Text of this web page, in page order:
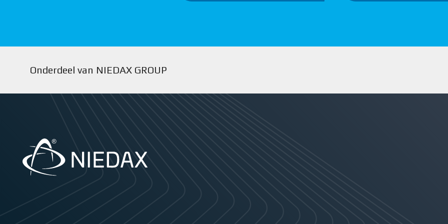
Onderdeel van NIEDAX GROUP